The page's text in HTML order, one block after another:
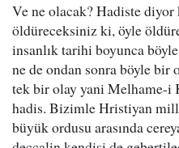
Ve ne olacak? Hadiste
öldüreceksiniz ki, öyle
insanlık tarihi boyunca
ne de ondan sonra böyle bir
tek bir olay yani Melhame-i
hadis. Bizimle Hristiyan
büyük ordusu arasında